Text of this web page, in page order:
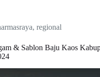
, regional
& Sablon Baju Kaos